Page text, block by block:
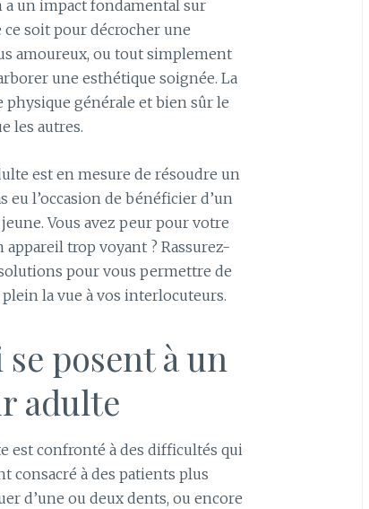
a un impact fondamental sur
ce soit pour décrocher une
amoureux, ou tout simplement
une esthétique soignée. La
physique générale et bien sûr le
les autres.
est en mesure de résoudre un
eu l’occasion de bénéficier d’un
Vous avez peur pour votre
trop voyant ? Rassurez-
pour vous permettre de
la vue à vos interlocuteurs.
posent à un
adulte
est confronté à des difficultés qui
consacré à des patients plus
d’une ou deux dents, ou encore